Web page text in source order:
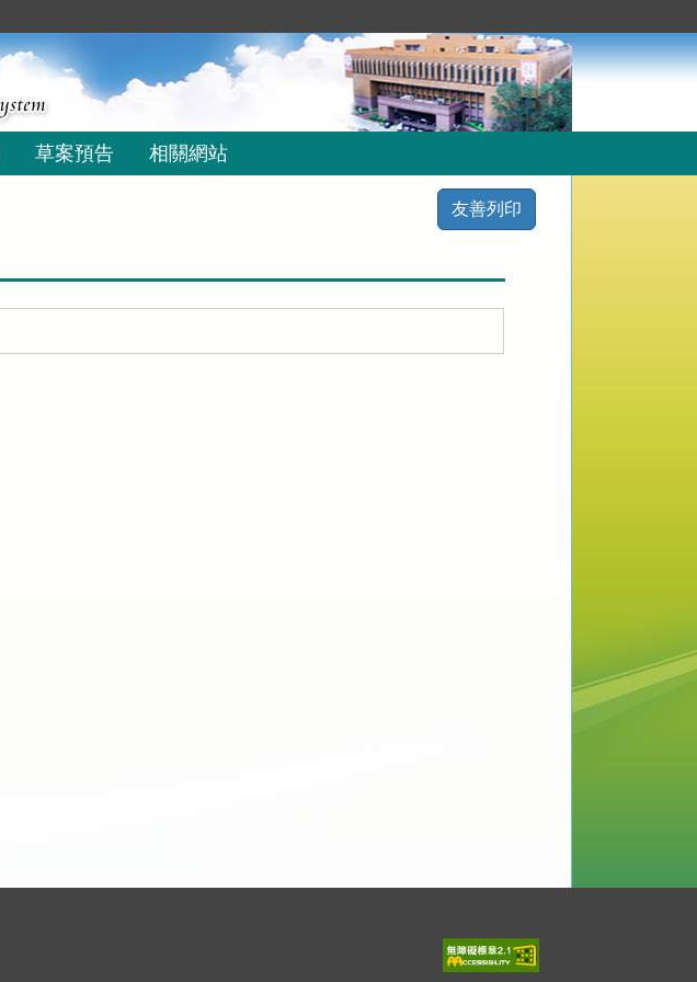
草案預告 相關網站
友善列印